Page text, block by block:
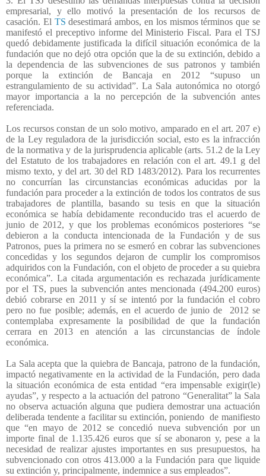
empresarial, y ello motivó la presentación de los recursos de
casación. El TS desestimará ambos, en los mismos términos que se
manifestó el preceptivo informe del Ministerio Fiscal. Para el TSJ
quedó debidamente justificada la difícil situación económica de la
fundación que no dejó otra opción que la de su extinción, debido a
la dependencia de las subvenciones de sus patronos y también
porque la extinción de Bancaja en 2012 “supuso un
estrangulamiento de su actividad”. La Sala autonómica no otorgó
mayor importancia a la no percepción de la subvención antes
referenciada.
Los recursos constan de un solo motivo, amparado en el art. 207 e)
de la Ley reguladora de la jurisdicción social, esto es la infracción
de la normativa y de la jurisprudencia aplicable (arts. 51.2 de la Ley
del Estatuto de los trabajadores en relación con el art. 49.1 g del
mismo texto, y del art. 30 del RD 1483/2012). Para los recurrentes
no concurrían las circunstancias económicas aducidas por la
fundación para proceder a la extinción de todos los contratos de sus
trabajadores de plantilla, basando su tesis en que la situación
económica se había debidamente reconducido tras el acuerdo de
junio de 2012, y que los problemas económicos posteriores “se
debieron a la conducta intencionada de la Fundación y de sus
Patronos, pues la primera no se esmeró en cobrar las subvenciones
concedidas y los segundos dejaron de cumplir los compromisos
adquiridos con la Fundación, con el objeto de proceder a su quiebra
económica”. La citada argumentación es rechazada jurídicamente
por el TS, pues la subvención antes mencionada (494.200 euros)
debió cobrarse en 2011 y sí se intentó por la fundación el cobro
pero no fue posible; además, en el acuerdo de junio de
2012 se
contemplaba expresamente la posibilidad de que la fundación
cerrara en 2013 en atención a las circunstancias de índole
económica.
La Sala acepta que la quiebra de Bancaja, patrono de la fundación,
impactó negativamente en la actividad de la Fundación, pero dada
la situación económica de esta entidad “era impensable exigir(le)
ayudas”, y respecto a la actuación del patrono “Generalitat” la Sala
no observa actuación alguna que pudiera demostrar una actuación
deliberada tendente a facilitar su extinción, poniendo de manifiesto
que “en mayo de 2012 se concedió nueva subvención por un
importe final de 1.135.426 euros que sí se abonaron y, pese a la
necesidad de realizar ajustes importantes en sus presupuestos, ha
subvencionado con otros 413.000 a la Fundación para que liquide
su extinción y, principalmente, indemnice a sus empleados”.